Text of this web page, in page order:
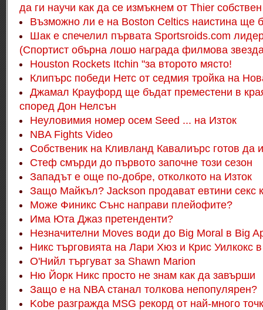
да ги научи как да се измъкнем от Thier
Възможно ли е на Boston Celtics наистина ще
Шак е спечелил първата Sportsroids.com
(Спортист обърна лошо награда филмова
Houston Rockets Itchin "за второто място!
Клипърс победи Нетс от седмия тройка на
Джамал Крауфорд ще бъдат преместени в
според Дон Нелсън
Неуловимия номер осем Seed ... на Изток
NBA Fights Video
Собственик на Кливланд Кавалиърс готов да
Стеф смърди до първото започне този сезон
Западът е още по-добре, отколкото на Изток
Защо Майкъл? Jackson продават евтини секс
Може Финикс Сънс направи плейофите?
Има Юта Джаз претенденти?
Незначителни Moves води до Big Moral в Big
Никс търговията на Лари Хюз и Крис Уилкокс в
О'Нийл търгуват за Shawn Marion
Ню Йорк Никс просто не знам как да завърши
Защо е на NBA станал толкова непопулярен?
Kobe разгражда MSG рекорд от най-много